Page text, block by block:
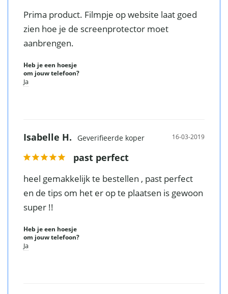
Prima product. Filmpje op website laat goed
zien hoe je de screenprotector moet
Heb je een hoesje
om jouw telefoon?
Ja
16-03-2019
Isabelle H.
past perfect
heel gemakkelijk te bestellen , past perfect
en de tips om het er op te plaatsen is gewoon
Heb je een hoesje
om jouw telefoon?
Ja